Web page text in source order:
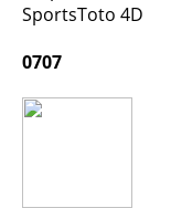
SportsToto 4D
0707